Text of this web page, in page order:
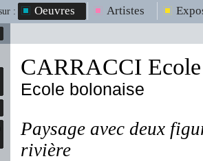
: Oeuvres Artistes
CARRACCI Ecole
Ecole bolonaise
Paysage avec deux
rivière